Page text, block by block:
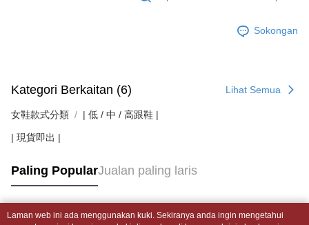
Sokongan
Kategori Berkaitan (6) Lihat Semua
女鞋款式分類 | 低 / 中 / 高跟鞋 |
| 現貨即出 |
Paling PopularJualan paling laris
Laman web ini ada menggunakan kuki. Sekiranya anda ingin mengetahui